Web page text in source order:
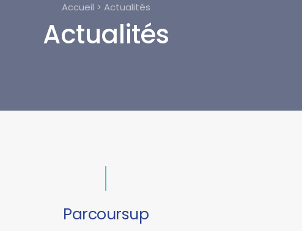
Accueil > Actualités
Actualités
Parcoursup